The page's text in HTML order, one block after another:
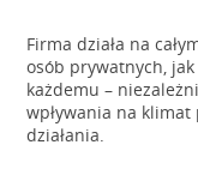
Firma działa na
osób prywatnych,
każdemu –
wpływania na
działania.